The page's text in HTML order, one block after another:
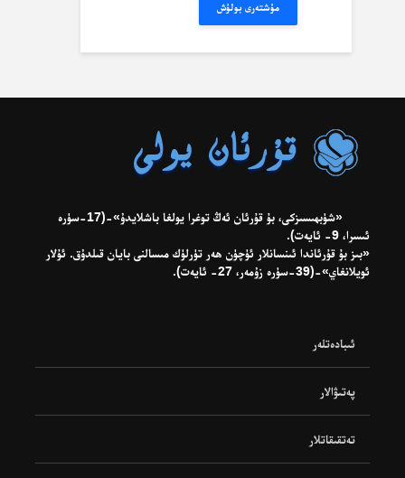
مۇشتەرى بولۇش
«شۈبھىسىزكى، بۇ قۇرئان ئەڭ توغرا يولغا باشلايدۇ»-(17-سۈرە
ئىسرا، 9- ئايەت).
«بىز بۇ قۇرئاندا ئىنسانلار ئۈچۈن ھەر تۈرلۈك مىسالنى بايان قىلدۇق. ئۇلار
ئويلانغاي»-(39-سۈرە زۇمەر، 27- ئايەت).
ئىبادەتلەر
پەتىۋالار
تەتقىقاتلار